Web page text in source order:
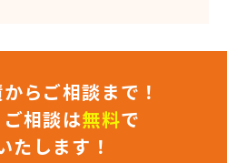
業所
らご相談まで！
相談は無料で
たします！